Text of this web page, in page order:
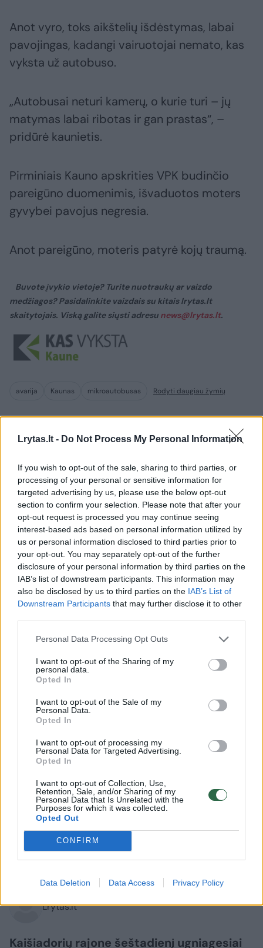
Lrytas.lt - Do Not Process My Personal Information
If you wish to opt-out of the sale, sharing to third parties, or
processing of your personal or sensitive information for
targeted advertising by us, please use the below opt-out
section to confirm your selection. Please note that after your
opt-out request is processed you may continue seeing
interest-based ads based on personal information utilized by
us or personal information disclosed to third parties prior to
your opt-out. You may separately opt-out of the further
disclosure of your personal information by third parties on the
IAB’s list of downstream participants. This information may
also be disclosed by us to third parties on the IAB’s List of
Downstream Participants that may further disclose it to other
Personal Data Processing Opt Outs
I want to opt-out of the Sharing of my
personal data.
Opted In
I want to opt-out of the Sale of my
Personal Data.
Opted In
I want to opt-out of processing my
Personal Data for Targeted Advertising.
Opted In
I want to opt-out of Collection, Use,
Retention, Sale, and/or Sharing of my
Personal Data that Is Unrelated with the
Purposes for which it was collected.
Opted Out
CONFIRM
Data Deletion Data Access Privacy Policy
Anot vyro, toks aikštelių išdėstymas, labai
pavojingas, kadangi vairuotojai nemato, kas
vyksta už autobuso.
„Autobusai neturi kamerų, o kurie turi – jų
matymas labai ribotas ir gan prastas“, –
pridūrė kaunietis.
Pirminiais Kauno apskrities VPK budinčio
pareigūno duomenimis, išvaduotos moters
gyvybei pavojus negresia.
Anot pareigūno, moteris patyrė kojų traumą.
Buvote įvykio vietoje? Turite nuotraukų ar vaizdo
medžiagos? Pasidalinkite vaizdais su kitais lrytas.lt
skaitytojais. Viską galite siųsti adresu news@lrytas.lt.
avarija Kaunas mikroautobusas Rodyti daugiau žymių
Komentuoti gali tik Lrytas registruoti vartotojai.
Prisijunkite prie registruotų vartotojų
bendruomenės ir bendraukite komentaruose!
Rodyti komentarus
Prisijungti komentatoriams
Lietuvos diena Nelaimės
Iš požeminio konteinerio – girto
vyro šauksmas: teko gelbėti
2026 m. rugpjūčio 10 d. 06:10
Lrytas.lt
Kaišiadorių rajone šeštadienį ugniagesiai